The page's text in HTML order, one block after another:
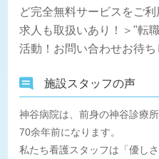
ど完全無料サービスをご
求人も取扱いあり！＞"転
活動！お問い合わせお待ち
施設スタッフの声
神谷病院は、前身の神谷診療
70余年前になります。
私たち看護スタッフは「優し